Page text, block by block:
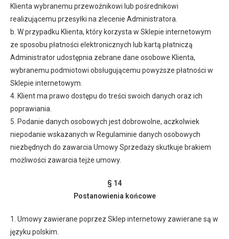
Klienta wybranemu przewoźnikowi lub pośrednikowi
realizującemu przesyłki na zlecenie Administratora.
b. W przypadku Klienta, który korzysta w Sklepie internetowym
ze sposobu płatności elektronicznych lub kartą płatniczą
Administrator udostępnia zebrane dane osobowe Klienta,
wybranemu podmiotowi obsługującemu powyższe płatności w
Sklepie internetowym.
4. Klient ma prawo dostępu do treści swoich danych oraz ich
poprawiania.
5. Podanie danych osobowych jest dobrowolne, aczkolwiek
niepodanie wskazanych w Regulaminie danych osobowych
niezbędnych do zawarcia Umowy Sprzedaży skutkuje brakiem
możliwości zawarcia tejże umowy.
§ 14
Postanowienia końcowe
1. Umowy zawierane poprzez Sklep internetowy zawierane są w
języku polskim.